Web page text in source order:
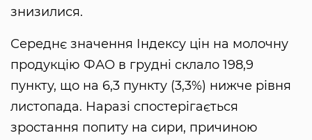
знизилися.
Середнє значення Індексу цін на молочну
продукцію ФАО в грудні склало 198,9
пункту, що на 6,3 пункту (3,3%) нижче рівня
листопада. Наразі спостерігається
зростання попиту на сири, причиною